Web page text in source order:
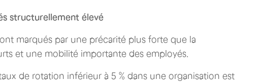
structurellement élevé
marqués par une précarité plus forte que la
et une mobilité importante des employés.
de rotation inférieur à 5 % dans une organisation est